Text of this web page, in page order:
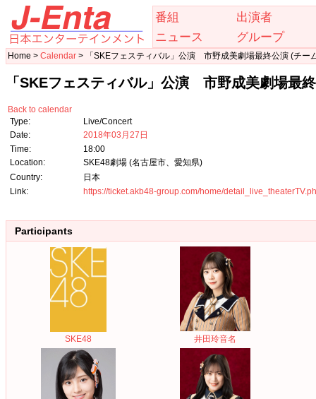
番組
出演者
ニュース
グループ
Home > Calendar > 「SKEフェスティバル」公演 市野成美劇場最終公演 (チー
「SKEフェスティバル」公演 市野成美劇場最
Back to calendar
Type:
Live/Concert
Date:
2018年03月27日
Time:
18:00
Location:
SKE48劇場 (名古屋市、愛知県)
Country:
日本
Link:
https://ticket.akb48-group.com/home/
Participants
SKE48 井田玲音名